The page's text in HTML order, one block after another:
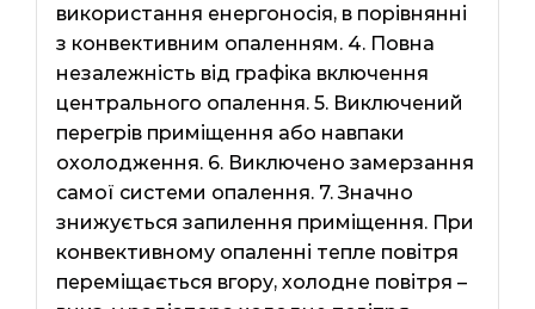
використання енергоносія, в порівнянні
з конвективним опаленням. 4. Повна
незалежність від графіка включення
центрального опалення. 5. Виключений
перегрів приміщення або навпаки
охолодження. 6. Виключено замерзання
самої системи опалення. 7. Значно
знижується запилення приміщення. При
конвективному опаленні тепле повітря
переміщається вгору, холодне повітря –